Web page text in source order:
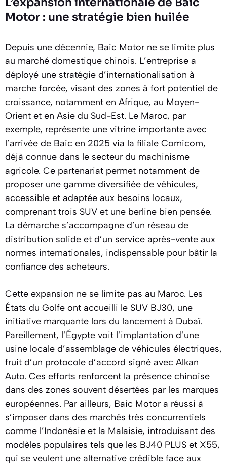
Motor : une stratégie bien huilée
Depuis une décennie, Baic Motor ne se limite plus
au marché domestique chinois. L’entreprise a
déployé une stratégie d’internationalisation à
marche forcée, visant des zones à fort potentiel de
croissance, notamment en Afrique, au Moyen-
Orient et en Asie du Sud-Est. Le Maroc, par
exemple, représente une vitrine importante avec
l’arrivée de Baic en 2025 via la filiale Comicom,
déjà connue dans le secteur du machinisme
agricole. Ce partenariat permet notamment de
proposer une gamme diversifiée de véhicules,
accessible et adaptée aux besoins locaux,
comprenant trois SUV et une berline bien pensée.
La démarche s’accompagne d’un réseau de
distribution solide et d’un service après-vente aux
normes internationales, indispensable pour bâtir la
confiance des acheteurs.
Cette expansion ne se limite pas au Maroc. Les
États du Golfe ont accueilli le SUV BJ30, une
initiative marquante lors du lancement à Dubaï.
Pareillement, l’Égypte voit l’implantation d’une
usine locale d’assemblage de véhicules électriques,
fruit d’un protocole d’accord signé avec Alkan
Auto. Ces efforts renforcent la présence chinoise
dans des zones souvent désertées par les marques
européennes. Par ailleurs, Baic Motor a réussi à
s’imposer dans des marchés très concurrentiels
comme l’Indonésie et la Malaisie, introduisant des
modèles populaires tels que les BJ40 PLUS et X55,
qui se veulent une alternative crédible face aux